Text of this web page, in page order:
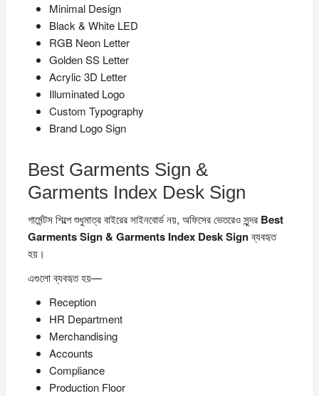
Minimal Design
Black & White LED
RGB Neon Letter
Golden SS Letter
Acrylic 3D Letter
Illuminated Logo
Custom Typography
Brand Logo Sign
Best Garments Sign &
Garments Index Desk Sign
গার্মেন্টস শিল্পে শুধুমাত্র বাইরের সাইনবোর্ড নয়, অফিসের ভেতরেও সুন্দর Best
Garments Sign & Garments Index Desk Signব্যবহৃত
হয়।
এগুলো ব্যবহৃত হয়—
Reception
HR Department
Merchandising
Accounts
Compliance
Production Floor